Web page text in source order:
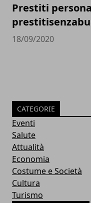
Prestiti
18/09/2020
CATEGORIE
Eventi
Salute
Attualità
Economia
Costume e Società
Cultura
Turismo